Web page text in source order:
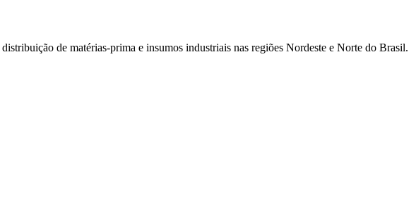
de matérias-prima e insumos industriais nas regiões Nordeste e Norte do Brasil.